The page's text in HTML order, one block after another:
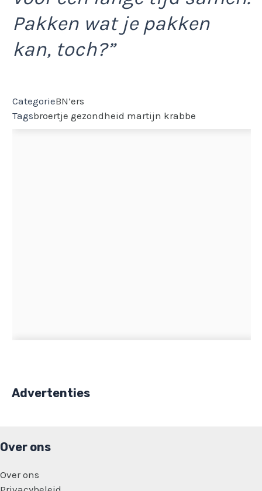
Pakken wat je pakken
kan, toch?”
CategorieBN’ers
Tagsbroertje gezondheid martijn krabbe
Advertenties
Over ons
Over ons